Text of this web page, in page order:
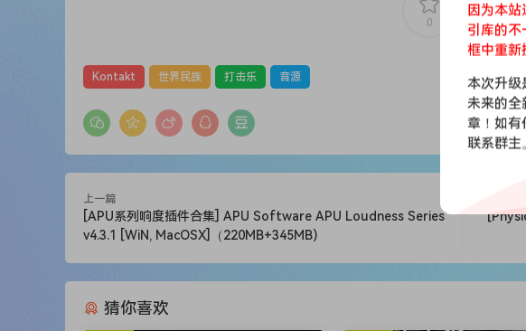
– Option to access velocity control (for single strikes – 5 velocity
– Bonus feature – contains eight authentic rhythm loops created
– All loops and flams are tempo-aligned to improve playability
– Playback capability for music notation software and Digital
VST or AU plugin
…..The possibilities for you the producer are endless…
0 0
Kontakt 世界民族 打击乐 音源
上一篇
[APU系列响度插件合集] APU Software APU Loudness Series
v4.3.1 [WiN, MacOSX]（220MB+345MB)
猜你喜欢
因为本
引库的不
框中重新
本次升级
未来的全
章！如
联系群主。